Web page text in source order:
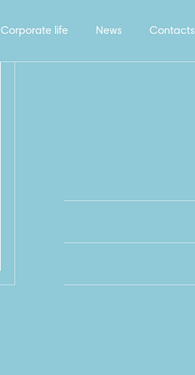
Corporate life News Contacts